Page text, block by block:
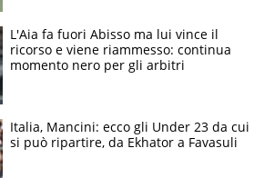
L'Aia fa fuori Abisso ma lui vince il
ricorso e viene riammesso: continua
momento nero per gli arbitri
Italia, Mancini: ecco gli Under 23 da cui
si può ripartire, da Ekhator a Favasuli